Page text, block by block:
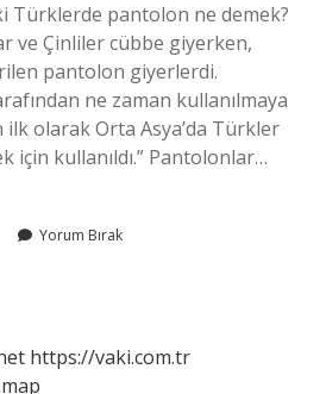
Türklerde pantolon ne demek?
ve Çinliler cübbe giyerken,
pantolon giyerlerdi.
ne zaman kullanılmaya
ilk olarak Orta Asya’da Türkler
için kullanıldı.” Pantolonlar…
Yorum Bırak
https://vaki.com.tr